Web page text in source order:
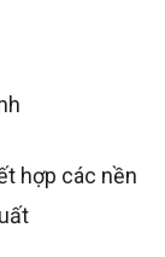
hợp các nền